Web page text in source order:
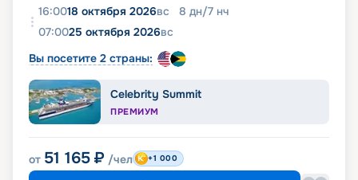
16:0018 октября 2026вс 8 дн/7 нч
07:0025 октября 2026вс
Вы посетите 2 страны:
Celebrity Summit
ПРЕМИУМ
от 51 165 ₽ /чел +1 000